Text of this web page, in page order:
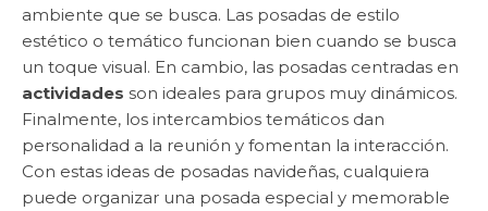
ambiente que se busca. Las posadas de estilo
estético o temático funcionan bien cuando se busca
un toque visual. En cambio, las posadas centradas en
actividades son ideales para grupos muy dinámicos.
Finalmente, los intercambios temáticos dan
personalidad a la reunión y fomentan la interacción.
Con estas ideas de posadas navideñas, cualquiera
puede organizar una posada especial y memorable